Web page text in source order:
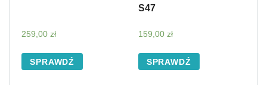
259,00 zł
SPRAWDŹ
S47
159,00 zł
SPRAWDŹ